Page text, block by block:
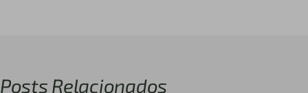
Posts Relacionados